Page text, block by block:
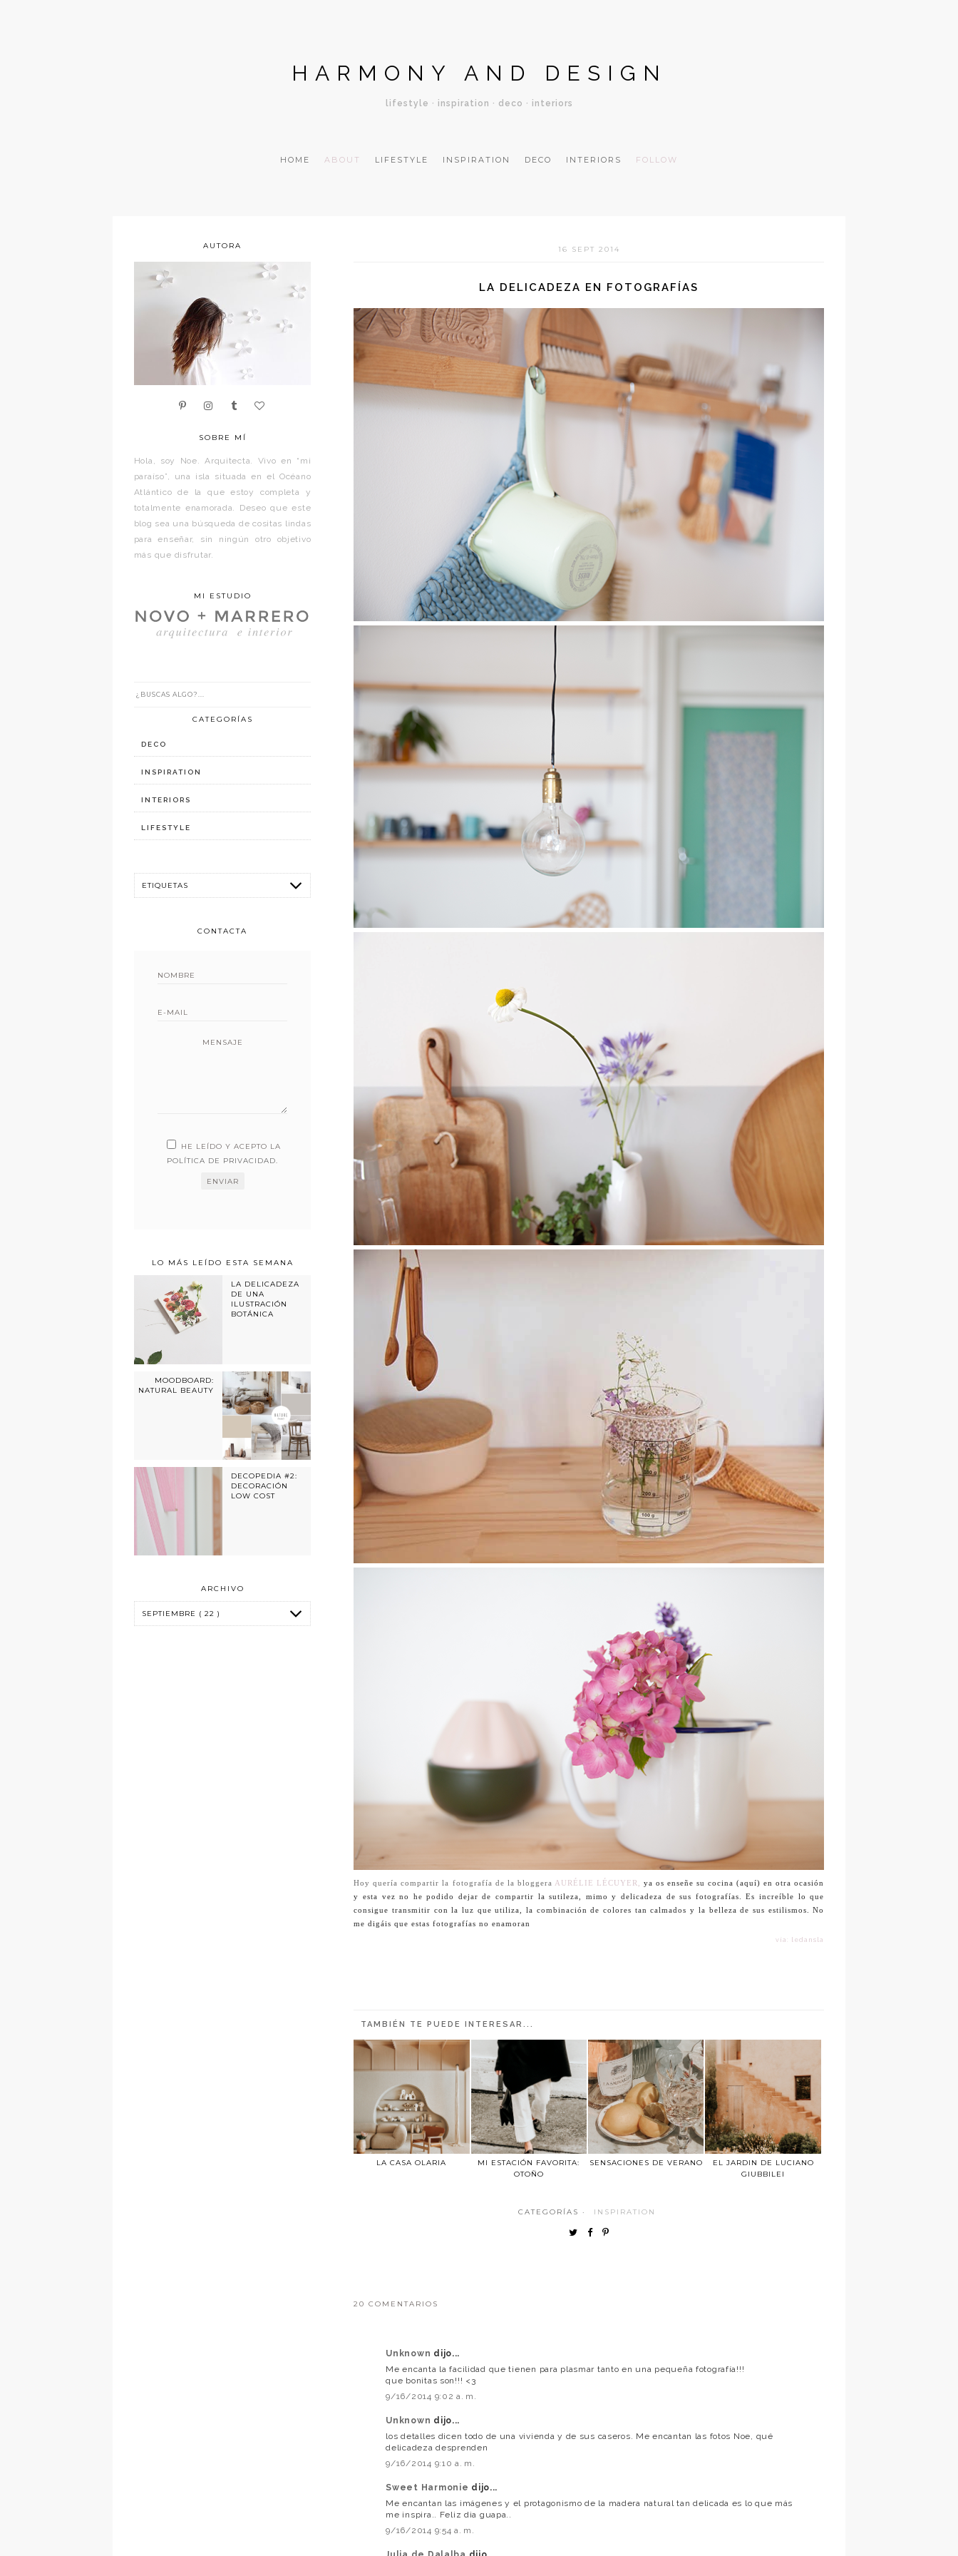
HARMONY AND DESIGN
lifestyle · inspiration · deco · interiors
HOME ABOUT LIFESTYLE INSPIRATION DECO INTERIORS FOLLOW
16 SEPT 2014
LA DELICADEZA EN FOTOGRAFÍAS
Hoy quería compartir la fotografía de la bloggera AURÉLIE LÉCUYER,
ya os enseñe su cocina (aquí) en otra ocasión
y esta vez no he podido dejar de compartir la sutileza, mimo y delicadeza de sus fotografías. Es increíble lo que
consigue transmitir con la luz que utiliza, la combinación de colores tan calmados y la belleza de sus estilismos. No
me digáis que estas fotografías no enamoran
vía: ledansla
TAMBIÉN TE PUEDE INTERESAR...
LA CASA OLARIA
MI ESTACIÓN FAVORITA:
OTOÑO
SENSACIONES DE VERANO
EL JARDIN DE LUCIANO
GIUBBILEI
CATEGORÍAS · INSPIRATION
20 COMENTARIOS
Unknown dijo...
Me encanta la facilidad que tienen para plasmar tanto en una pequeña fotografía!!!
que bonitas son!!! <3
9/16/2014 9:02 a. m.
Unknown dijo...
los detalles dicen todo de una vivienda y de sus caseros. Me encantan las fotos Noe, qué
delicadeza desprenden
9/16/2014 9:10 a. m.
Sweet Harmonie dijo...
Me encantan las imágenes y el protagonismo de la madera natural tan delicada es lo que más
me inspira.. Feliz dia guapa..
9/16/2014 9:54 a. m.
AUTORA
SOBRE MÍ
Hola, soy Noe. Arquitecta. Vivo en “mi
paraíso”, una isla situada en el Océano
Atlántico de la que estoy completa y
totalmente enamorada. Deseo que este
blog sea una búsqueda de cositas lindas
para enseñar, sin ningún otro objetivo
más que disfrutar.
MI ESTUDIO
CATEGORÍAS
DECO
INSPIRATION
INTERIORS
LIFESTYLE
CONTACTA
MENSAJE
HE LEÍDO Y ACEPTO LA
POLÍTICA DE PRIVACIDAD.
LO MÁS LEÍDO ESTA SEMANA
LA DELICADEZA
DE UNA
ILUSTRACIÓN
BOTÁNICA
MOODBOARD:
NATURAL BEAUTY
DECOPEDIA #2:
DECORACIÓN
LOW COST
ARCHIVO